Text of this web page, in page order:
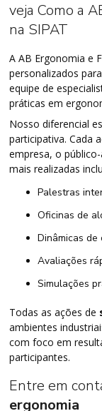
veja Como a
na SIPAT
A AB Ergonomia e
personalizados para
equipe de
práticas em
Nosso diferencial
participativa. Cada
empresa, o
mais realizadas
Palestras
Oficinas de
Dinâmicas
Avaliações
Simulações
Todas as ações de
ambientes
com foco em
participantes.
Entre em
ergonomia